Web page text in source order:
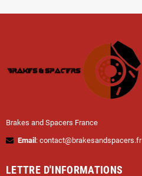
Brakes and Spacers France
Email : contact@brakesandspacers.fr
LETTRE D'INFORMATIONS